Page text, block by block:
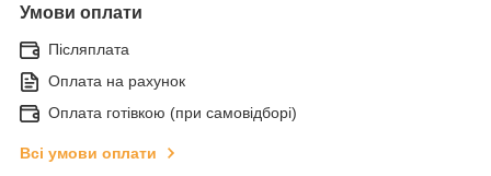
Умови оплати
Післяплата
Оплата на рахунок
Оплата готівкою (при самовідборі)
Всі умови оплати